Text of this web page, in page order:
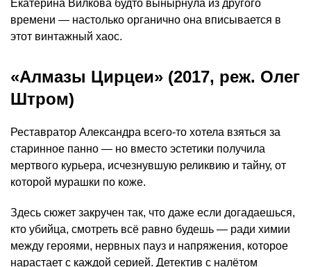
Екатерина Вилкова будто вынырнула из другого
времени — настолько органично она вписывается в
этот винтажный хаос.
«Алмазы Цирцеи» (2017, реж. Олег
Штром)
Реставратор Александра всего-то хотела взяться за
старинное панно — но вместо эстетики получила
мертвого курьера, исчезнувшую реликвию и тайну, от
которой мурашки по коже.
Здесь сюжет закручен так, что даже если догадаешься,
кто убийца, смотреть всё равно будешь — ради химии
между героями, нервных пауз и напряжения, которое
нарастает с каждой серией. Детектив с налётом